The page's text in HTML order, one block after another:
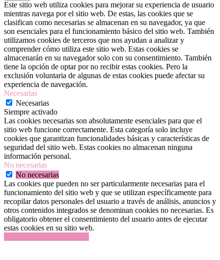
Este sitio web utiliza cookies para mejorar su experiencia de usuario
mientras navega por el sitio web. De estas, las cookies que se
clasifican como necesarias se almacenan en su navegador, ya que
son esenciales para el funcionamiento básico del sitio web. También
utilizamos cookies de terceros que nos ayudan a analizar y
comprender cómo utiliza este sitio web. Estas cookies se
almacenarán en su navegador solo con su consentimiento. También
tiene la opción de optar por no recibir estas cookies. Pero la
exclusión voluntaria de algunas de estas cookies puede afectar su
experiencia de navegación.
Necesarias
Necesarias
Siempre activado
Las cookies necesarias son absolutamente esenciales para que el
sitio web funcione correctamente. Esta categoría solo incluye
cookies que garantizan funcionalidades básicas y características de
seguridad del sitio web. Estas cookies no almacenan ninguna
información personal.
No necesarias
No necesarias
Las cookies que pueden no ser particularmente necesarias para el
funcionamiento del sitio web y que se utilizan específicamente para
recopilar datos personales del usuario a través de análisis, anuncios y
otros contenidos integrados se denominan cookies no necesarias. Es
obligatorio obtener el consentimiento del usuario antes de ejecutar
estas cookies en su sitio web.